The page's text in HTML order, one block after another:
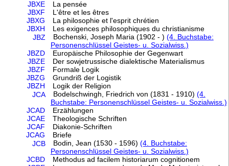
JBXE
La pensée
JBXF
L'être et les êtres
JBXG
La philosophie et l'esprit chrétien
JBXH
Les exigences philosophiques du christianisme
JBZ Bochenski, Joseph Maria (1902 - ) (4. Buchstabe:
Personenschlüssel Geistes- u. Sozialwiss.)
JBZD
Europäische Philosophie der Gegenwart
JBZE
Der sowjetrussische dialektische Materialismus
JBZF
Formale Logik
JBZG
Grundriß der Logistik
JBZH
Logik der Religion
JCA Bodelschwingh, Friedrich von (1831 - 1910) (4.
Buchstabe: Personenschlüssel Geistes- u. Sozialwiss.)
JCAD
Erzählungen
JCAE
Theologische Schriften
JCAF
Diakonie-Schriften
JCAG
Briefe
JCB Bodin, Jean (1530 - 1596) (4. Buchstabe:
Personenschlüssel Geistes- u. Sozialwiss.)
JCBD
Methodus ad facilem historiarum cognitionem